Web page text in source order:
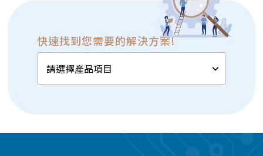
快速找到您需要的解決方案!